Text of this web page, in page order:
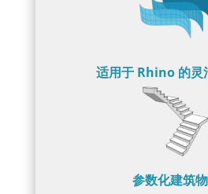
适用于 Rhino 的灵
参数化建筑